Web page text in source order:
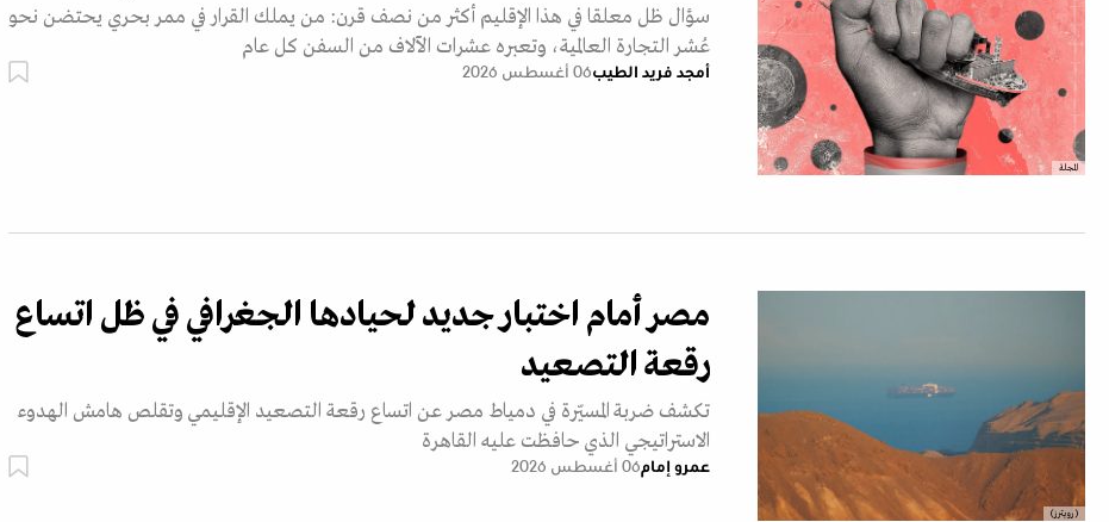
المجلة
سؤال ظل معلقا في هذا الإقليم أكثر من نصف قرن: من يملك القرار في ممر بحري يحتضن نحو
عُشر التجارة العالمية، وتعبره عشرات الآلاف من السفن كل عام
أمجد فريد الطيب06 أغسطس 2026
(رويترز)
مصر أمام اختبار جديد لحيادها الجغرافي في ظل اتساع
رقعة التصعيد
تكشف ضربة المسيّرة في دمياط مصر عن اتساع رقعة التصعيد الإقليمي وتقلص هامش الهدوء
الاستراتيجي الذي حافظت عليه القاهرة
عمرو إمام06 أغسطس 2026